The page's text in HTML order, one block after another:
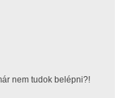
nem tudok belépni?!